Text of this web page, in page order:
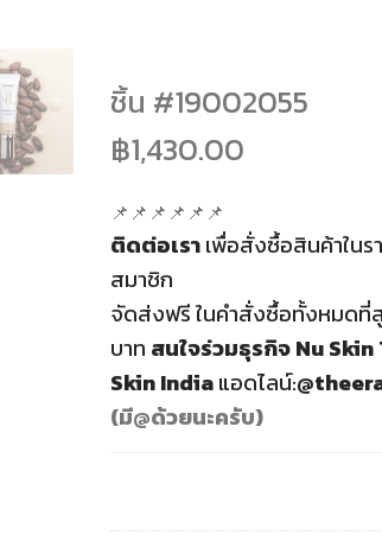
ชิ้น #19002055
฿1,430.00
📌📌📌📌📌📌
ติดต่อเราเพื่อสั่งซื้อสินค้าในร
สมาชิก
จัดส่งฟรีในคำสั่งซื้อทั้งหมดที่
บาท สนใจร่วมธุรกิจNu Skin
Skin Indiaแอดไลน์:
(มี@ด้วยนะครับ)